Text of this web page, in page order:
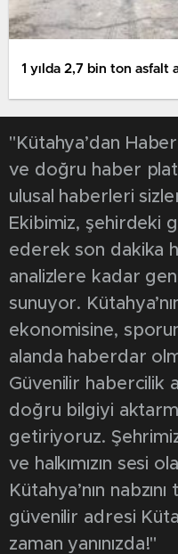
1 yılda 2,7 bin ton asfalt
"Kütahya’dan
ve doğru haber
ulusal haberleri
Ekibimiz, şehirdeki
ederek son dakika
analizlere kadar
sunuyor.
ekonomisine,
alanda haberdar
Güvenilir habercilik
doğru bilgiyi
getiriyoruz.
ve halkımızın sesi
Kütahya’nın
güvenilir adresi
zaman yanınızda!"